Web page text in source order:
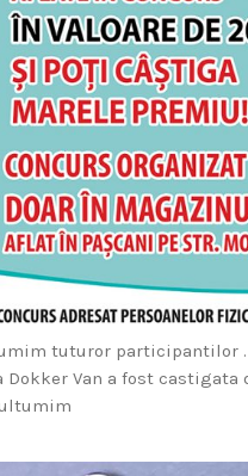
tuturor participantilor .
Dokker Van a fost castigata